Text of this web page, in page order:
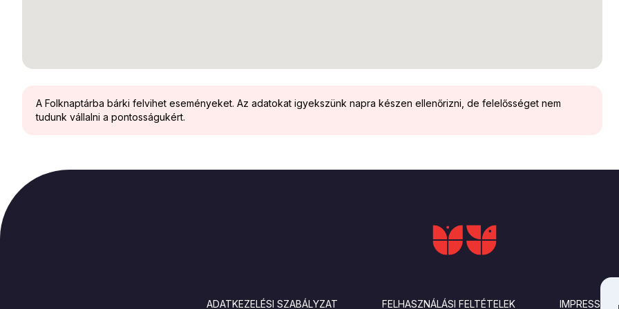
A Folknaptárba bárki felvihet eseményeket. Az adatokat igyekszünk napra készen ellenőrizni, de felelősséget nem
tudunk vállalni a pontosságukért.
ADATKEZELÉSI SZABÁLYZAT FELHASZNÁLÁSI FELTÉTELEK